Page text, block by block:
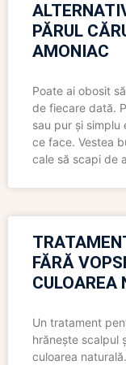
PĂRUL
AMONIAC
Poate ai obosit
de fiecare dată.
sau pur și simplu
ce face. Vestea
cale să scapi de
FĂRĂ
CULOAREA
Un tratament
hrănește scalpul
culoarea